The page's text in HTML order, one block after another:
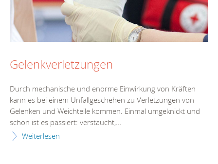
Gelenkverletzungen
Durch mechanische und enorme Einwirkung von Kräften
kann es bei einem Unfallgeschehen zu Verletzungen von
Gelenken und Weichteile kommen. Einmal umgeknickt und
schon ist es passiert: verstaucht,...
Weiterlesen